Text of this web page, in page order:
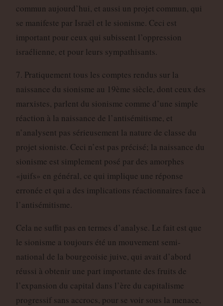
commun aujourd’hui, et aussi un projet commun, qui
se manifeste par Israël et le sionisme. Ceci est
important pour ceux qui subissent l’oppression
israélienne, et pour leurs sympathisants.
7. Pratiquement tous les comptes rendus sur la
naissance du sionisme au 19ème siècle, dont ceux des
marxistes, parlent du sionisme comme d’une simple
réaction à la naissance de l’antisémitisme, et
n’analysent pas sérieusement la nature de classe du
projet sioniste. Ceci n’est pas précisé; la naissance du
sionisme est simplement posé par des amorphes
«juifs» en général, ce qui implique une réponse
erronée et qui a des implications réactionnaires face à
l’antisémitisme.
Cela ne suffit pas en termes d’analyse. Le fait est que
le sionisme a toujours été un mouvement semi-
national de la bourgeoisie juive, qui avait d’abord
réussi à obtenir une part importante des fruits de
l’expansion du capital dans l’ère du capitalisme
progressif sans accrocs, pour se voir sous la menace,